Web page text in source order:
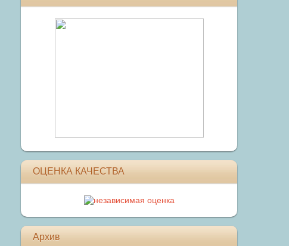
ОЦЕНКА КАЧЕСТВА
Архив